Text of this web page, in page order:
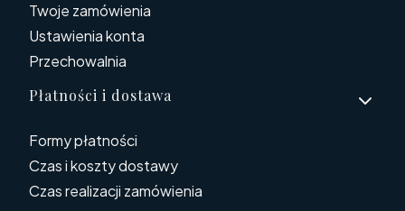
Twoje zamówienia
Ustawienia konta
Przechowalnia
Płatności i dostawa
Formy płatności
Czas i koszty dostawy
Czas realizacji zamówienia